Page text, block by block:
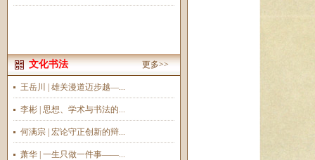
文化书法 更多>>
王岳川 | 雄关漫道迈步越—...
李彬 | 思想、学术与书法的...
何满宗 | 宏论守正创新的辩...
萧华 | 一生只做一件事——...